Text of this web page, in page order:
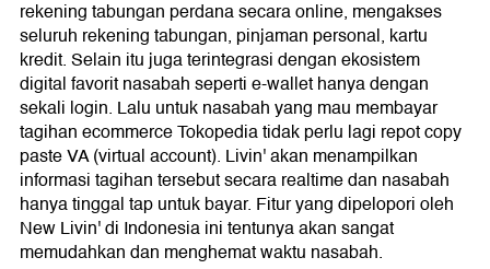
rekening tabungan perdana secara online, mengakses
seluruh rekening tabungan, pinjaman personal, kartu
kredit. Selain itu juga terintegrasi dengan ekosistem
digital favorit nasabah seperti e-wallet hanya dengan
sekali login. Lalu untuk nasabah yang mau membayar
tagihan ecommerce Tokopedia tidak perlu lagi repot copy
paste VA (virtual account). Livin' akan menampilkan
informasi tagihan tersebut secara realtime dan nasabah
hanya tinggal tap untuk bayar. Fitur yang dipelopori oleh
New Livin' di Indonesia ini tentunya akan sangat
memudahkan dan menghemat waktu nasabah.